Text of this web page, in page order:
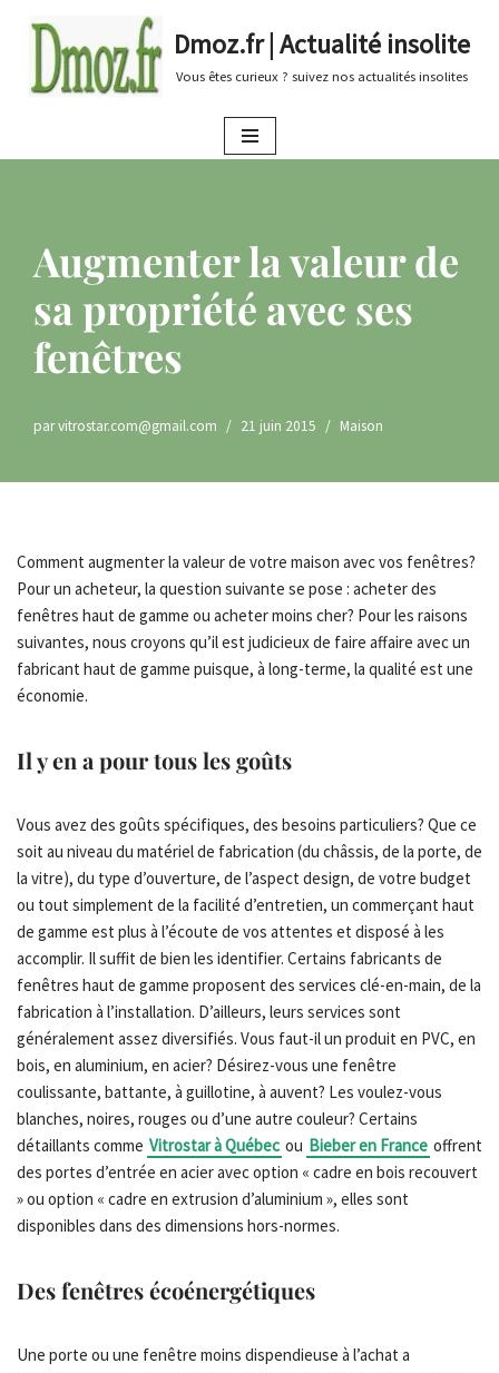
au
Dmoz.fr | Actualité insolite
Vous êtes curieux ? suivez nos actualités insolites
Augmenter la valeur de
sa propriété avec ses
fenêtres
parvitrostar.com@gmail.com 21 juin 2015 Maison
Comment augmenter la valeur de votre maison avec vos fenêtres?
Pour un acheteur, la question suivante se pose : acheter des
fenêtres haut de gamme ou acheter moins cher? Pour les raisons
suivantes, nous croyons qu’il est judicieux de faire affaire avec un
fabricant haut de gamme puisque, à long-terme, la qualité est une
économie.
Il y en a pour tous les goûts
Vous avez des goûts spécifiques, des besoins particuliers? Que ce
soit au niveau du matériel de fabrication (du châssis, de la porte, de
la vitre), du type d’ouverture, de l’aspect design, de votre budget
ou tout simplement de la facilité d’entretien, un commerçant haut
de gamme est plus à l’écoute de vos attentes et disposé à les
accomplir. Il suffit de bien les identifier. Certains fabricants de
fenêtres haut de gamme proposent des services clé-en-main, de la
fabrication à l’installation. D’ailleurs, leurs services sont
généralement assez diversifiés. Vous faut-il un produit en PVC, en
bois, en aluminium, en acier? Désirez-vous une fenêtre
coulissante, battante, à guillotine, à auvent? Les voulez-vous
blanches, noires, rouges ou d’une autre couleur? Certains
détaillants comme Vitrostar à Québec ou Bieber en France offrent
des portes d’entrée en acier avec option « cadre en bois recouvert
» ou option « cadre en extrusion d’aluminium », elles sont
disponibles dans des dimensions hors-normes.
Des fenêtres écoénergétiques
Une porte ou une fenêtre moins dispendieuse à l’achat a